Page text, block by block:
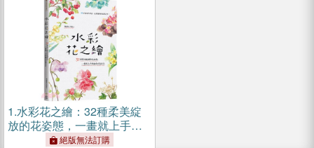
1.水彩花之繪：32種柔美綻
放的花姿態，一畫就上手的
透亮渲染技法絕版無法訂購